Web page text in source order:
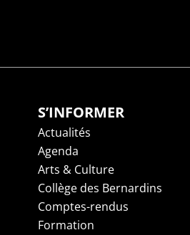
S’INFORMER
Actualités
Agenda
Arts & Culture
Collège des Bernardins
Comptes-rendus
Formation